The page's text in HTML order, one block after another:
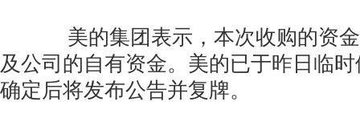
美的集团表示，本次收购的资金
及公司的自有资金。美的已于昨日临
确定后将发布公告并复牌。